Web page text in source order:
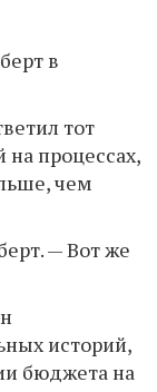
в
тот
процессах,
чем
— Вот же
историй,
бюджета на